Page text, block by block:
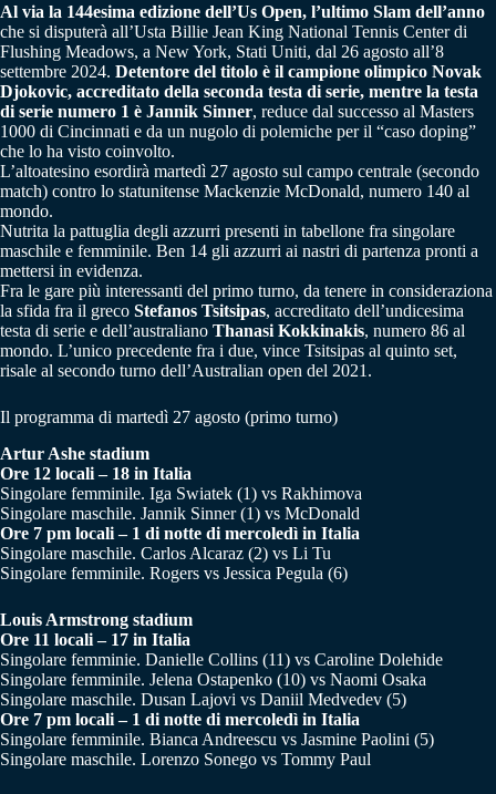
Al via la 144esima edizione dell’Us Open, l’ultimo Slam dell’anno
che si disputerà all’Usta Billie Jean King National Tennis Center di
Flushing Meadows, a New York, Stati Uniti, dal 26 agosto all’8
settembre 2024. Detentore del titolo è il campione olimpico Novak
Djokovic, accreditato della seconda testa di serie, mentre la testa
di serie numero 1 è Jannik Sinner, reduce dal successo al Masters
1000 di Cincinnati e da un nugolo di polemiche per il “caso doping”
che lo ha visto coinvolto.
L’altoatesino esordirà martedì 27 agosto sul campo centrale (secondo
match) contro lo statunitense Mackenzie McDonald, numero 140 al
mondo.
Nutrita la pattuglia degli azzurri presenti in tabellone fra singolare
maschile e femminile. Ben 14 gli azzurri ai nastri di partenza pronti a
mettersi in evidenza.
Fra le gare più interessanti del primo turno, da tenere in consideraziona
la sfida fra il greco Stefanos Tsitsipas, accreditato dell’undicesima
testa di serie e dell’australiano Thanasi Kokkinakis, numero 86 al
mondo. L’unico precedente fra i due, vince Tsitsipas al quinto set,
risale al secondo turno dell’Australian open del 2021.
Il programma di martedì 27 agosto (primo turno)
Artur Ashe stadium
Ore 12 locali – 18 in Italia
Singolare femminile. Iga Swiatek (1) vs Rakhimova
Singolare maschile. Jannik Sinner (1) vs McDonald
Ore 7 pm locali – 1 di notte di mercoledì in Italia
Singolare maschile. Carlos Alcaraz (2) vs Li Tu
Singolare femminile. Rogers vs Jessica Pegula (6)
Louis Armstrong stadium
Ore 11 locali – 17 in Italia
Singolare femminie. Danielle Collins (11) vs Caroline Dolehide
Singolare femminile. Jelena Ostapenko (10) vs Naomi Osaka
Singolare maschile. Dusan Lajovi vs Daniil Medvedev (5)
Ore 7 pm locali – 1 di notte di mercoledì in Italia
Singolare femminile. Bianca Andreescu vs Jasmine Paolini (5)
Singolare maschile. Lorenzo Sonego vs Tommy Paul